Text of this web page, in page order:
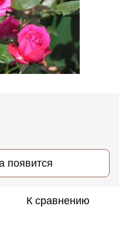
появится
К сравнению